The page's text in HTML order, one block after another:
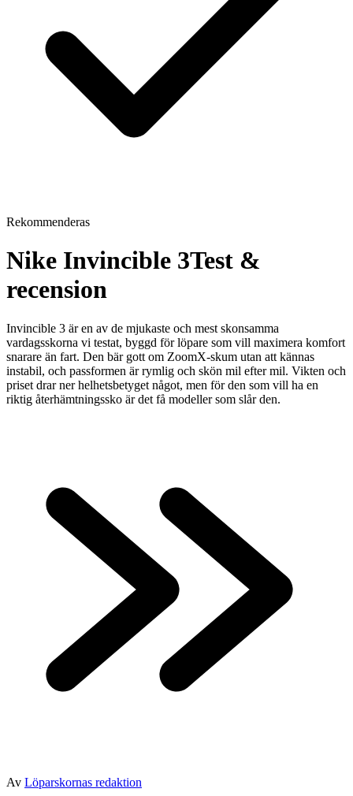
Rekommenderas
Nike Invincible 3Test &
recension
Invincible 3 är en av de mjukaste och mest skonsamma
vardagsskorna vi testat, byggd för löpare som vill maximera komfort
snarare än fart. Den bär gott om ZoomX-skum utan att kännas
instabil, och passformen är rymlig och skön mil efter mil. Vikten och
priset drar ner helhetsbetyget något, men för den som vill ha en
riktig återhämtningssko är det få modeller som slår den.
Av Löparskornas redaktion